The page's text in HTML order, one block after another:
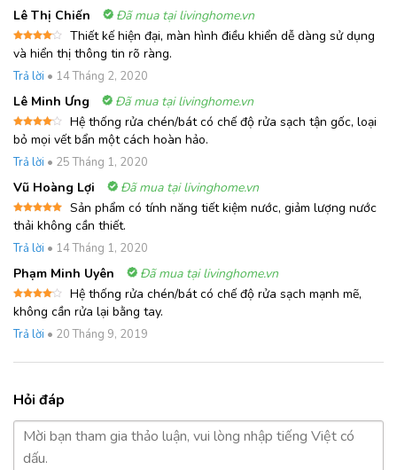
Lê Thị Chiến Đã mua tại livinghome.vn
Được
xếp
hạng 4
5 sao
Thiết kế hiện đại, màn hình điều khiển dễ dàng sử dụng
và hiển thị thông tin rõ ràng.
Trả lời • 14 Tháng 2, 2020
Lê Minh Ưng Đã mua tại livinghome.vn
Được
xếp
hạng 4
5 sao
Hệ thống rửa chén/bát có chế độ rửa sạch tận gốc, loại
bỏ mọi vết bẩn một cách hoàn hảo.
Trả lời • 25 Tháng 1, 2020
Vũ Hoàng Lợi Đã mua tại livinghome.vn
Được xếp
hạng55
sao
Sản phẩm có tính năng tiết kiệm nước, giảm lượng nước
thải không cần thiết.
Trả lời • 14 Tháng 1, 2020
Phạm Minh Uyên Đã mua tại livinghome.vn
Được
xếp
hạng 4
5 sao
Hệ thống rửa chén/bát có chế độ rửa sạch mạnh mẽ,
không cần rửa lại bằng tay.
Trả lời • 20 Tháng 9, 2019
Hỏi đáp